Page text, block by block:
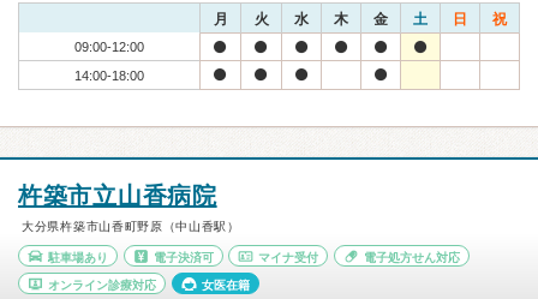
月 火 水 木 金 土 日 祝
09:00-12:00
14:00-18:00
杵築市立山香病院
大分県杵築市山香町野原（中山香駅）
駐車場あり 電子決済可 マイナ受付 電子処方せん対応
オンライン診療対応 女医在籍